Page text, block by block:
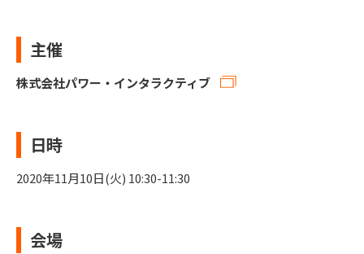
主催
株式会社パワー・インタラクティブ
日時
2020年11月10日(火) 10:30-11:30
会場